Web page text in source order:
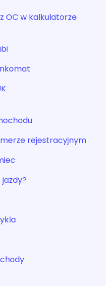
OC w kalkulatorze
rejestracyjnym